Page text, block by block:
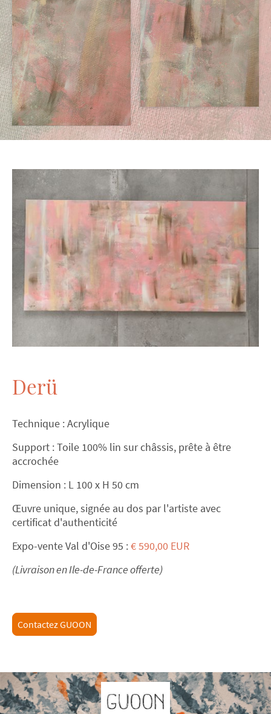
Derü
Technique : Acrylique
Support : Toile 100% lin sur châssis, prête à être
accrochée
Dimension : L 100x H 50 cm
Œuvre unique, signée au dos par l'artiste avec
certificat d'authenticité
Expo-vente Val d'Oise 95 :€ 590,00 EUR
(Livraison en Ile-de-France offerte)
Contactez GUOON